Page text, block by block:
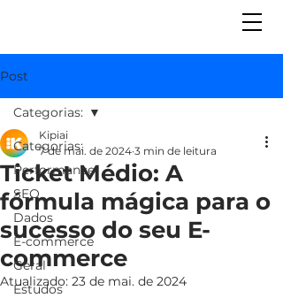
Post
Categorias:
Performance
SEO
Dados
E-commerce
Geral
Estudos
Categorias:
Ticket Médio: A
fórmula mágica para o
sucesso do seu E-
commerce
Kipiai
7 de mai. de 2024 3 min de leitura
Atualizado: 23 de mai. de 2024